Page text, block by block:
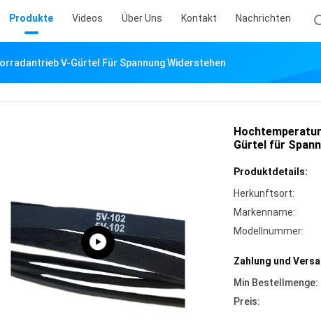
Produkte Videos Über Uns Kontakt Nachrichten
V-Gürtel Für Spannung Widerstehen
Gürtel für
Produktdetails:
Herkunftsort:
Markenname:
Modellnummer:
Zahlung und
Min Bestellmenge:
Preis: